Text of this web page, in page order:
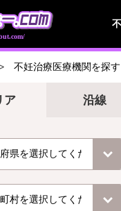
不妊治療医療機関を探す
ア 沿線